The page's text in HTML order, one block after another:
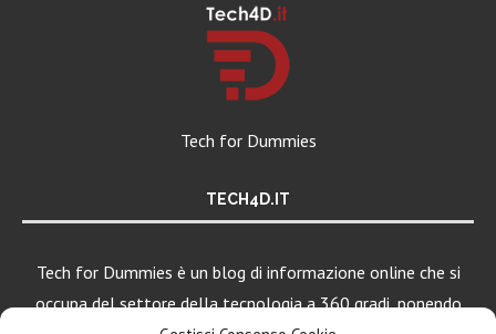
Tech for Dummies
TECH4D.IT
Tech for Dummies è un blog di informazione online che si
occupa del settore della tecnologia a 360 gradi, ponendo